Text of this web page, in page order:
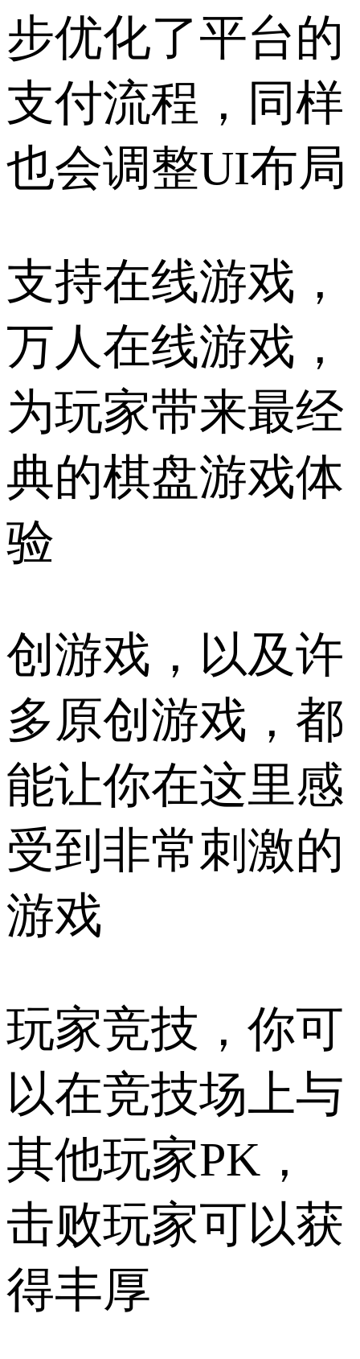
步优化了平台的
支付流程，同样
也会调整UI布局
支持在线游戏，
万人在线游戏，
为玩家带来最经
典的棋盘游戏体
验
创游戏，以及许
多原创游戏，都
能让你在这里感
受到非常刺激的
游戏
玩家竞技，你可
以在竞技场上与
其他玩家PK，
击败玩家可以获
得丰厚